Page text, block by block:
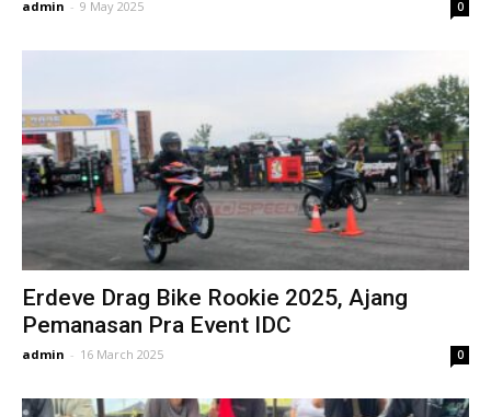
admin - 9 May 2025 0
Erdeve Drag Bike Rookie 2025, Ajang
Pemanasan Pra Event IDC
admin - 16 March 2025 0